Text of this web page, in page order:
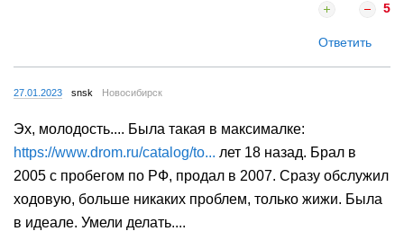
5
Ответить
27.01.2023 snsk Новосибирск
Эх, молодость.... Была такая в максималке:
https://www.drom.ru/catalog/to... лет 18 назад. Брал в
2005 с пробегом по РФ, продал в 2007. Сразу обслужил
ходовую, больше никаких проблем, только жижи. Была
в идеале. Умели делать....